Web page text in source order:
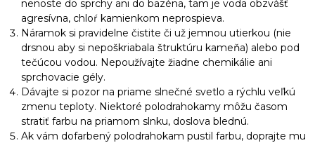
nenoste do sprchy ani do bazéna, tam je voda obzvášť
agresívna, chloŕ kamienkom neprospieva.
Náramok si pravidelne čistite či už jemnou utierkou (nie
drsnou aby si nepoškriabala štruktúru kameňa) alebo pod
tečúcou vodou. Nepoužívajte žiadne chemikálie ani
sprchovacie gély.
Dávajte si pozor na priame slnečné svetlo a rýchlu veľkú
zmenu teploty. Niektoré polodrahokamy môžu časom
stratiť farbu na priamom slnku, doslova blednú.
Ak vám dofarbený polodrahokam pustil farbu, doprajte mu